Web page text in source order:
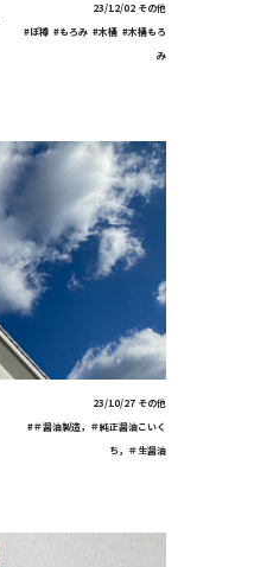
23/12/02 その他
#ぽ樽 #もろみ #木桶 #木桶もろ
み
23/10/27 その他
#＃醤油製造，＃純正醤油こいく
ち，＃生醤油